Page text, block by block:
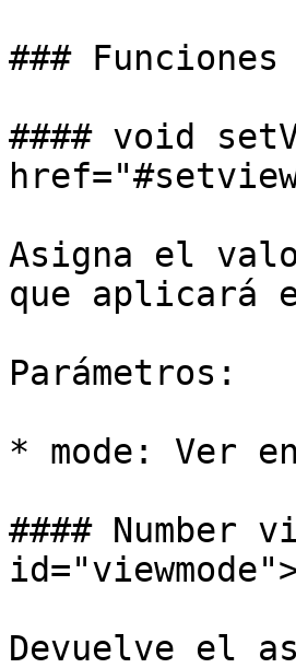
###
#### void
Asigna el
que aplicará
Parámetros:
* mode: Ver
#### Number
Devuelve el